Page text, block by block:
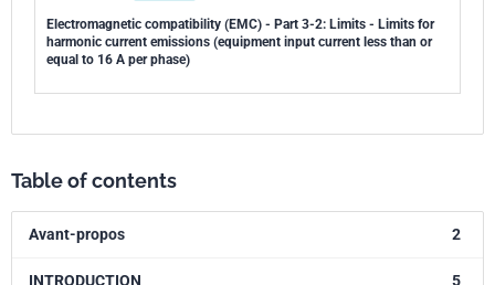
Electromagnetic compatibility (EMC) - Part 3-2: Limits - Limits for
harmonic current emissions (equipment input current less than or
equal to 16 A per phase)
Table of contents
Avant-propos 2
INTRODUCTION 5